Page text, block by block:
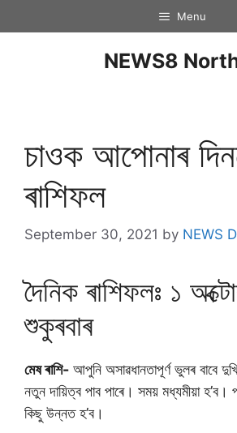
Menu
NEWS8
চাওক আপোনাৰ
ৰাশিফল
September 30, 2021 by NEWS
দৈনিক ৰাশিফলঃ ১
শুকুৰবাৰ
মেষ ৰাশি- আপুনি অসাৱধানতাপূৰ্ণ ভুলৰ বাবে
নতুন দায়িত্ব পাব পাৰে। সময় মধ্যমীয়া
কিছু উন্নত হ’ব।